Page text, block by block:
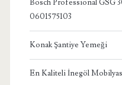
Bosch Professional GSG
0601575103
Konak Şantiye Yemeği
En Kaliteli İnegöl